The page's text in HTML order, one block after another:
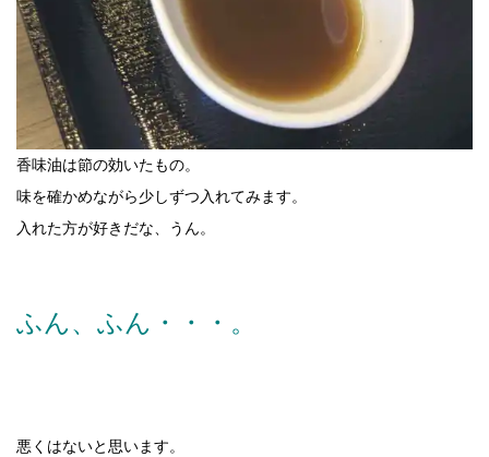
香味油は節の効いたもの。
味を確かめながら少しずつ入れてみます。
入れた方が好きだな、うん。
ふん、ふん・・・。
悪くはないと思います。